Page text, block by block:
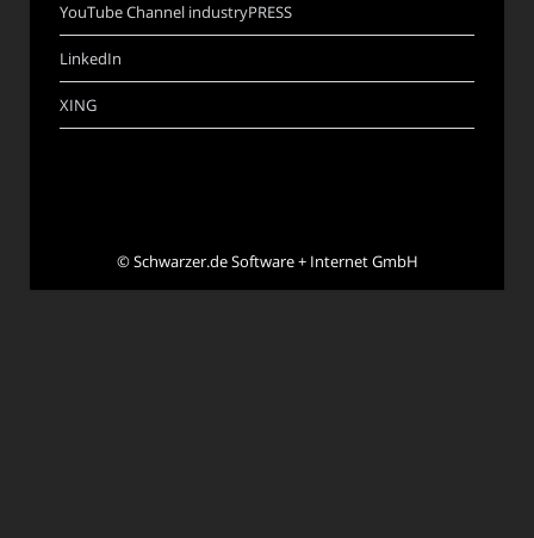
YouTube Channel industryPRESS
LinkedIn
XING
©Schwarzer.de Software + Internet GmbH